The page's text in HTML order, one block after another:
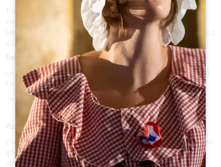
Tous les chemins mènent à Saint-Emilion ! Vous pouvez
venir en train, en voiture ou encore en bus (selon les
périodes). Découvrez l'ensemble des possibilités en
Existe-t-il une navette entre la gare et le village ?
Le trajet d’1.5km peut se faire en environ 20 minutes à pied.
Il existe également une autre possibilité :
Tuk-Tuk des Cordeliers
au 06 40 83 62 60 pour un
transfert. Le coût est de 5€ par personne.
Puis-je accéder au village avec mon véhicule ?
Oui ! Seuls les véhicules d’une largeur supérieure à 2 mètres
et d’un poids supérieur à 6 tonnes (PTAC) ne peuvent pas
circuler dans la cité médiévale de Saint-Émilion, mais des